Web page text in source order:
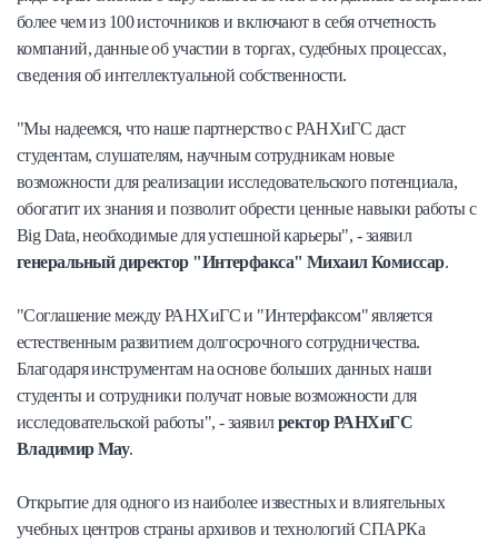
более чем из 100 источников и включают в себя отчетность
компаний, данные об участии в торгах, судебных процессах,
сведения об интеллектуальной собственности.
"Мы надеемся, что наше партнерство с РАНХиГС даст
студентам, слушателям, научным сотрудникам новые
возможности для реализации исследовательского потенциала,
обогатит их знания и позволит обрести ценные навыки работы с
Big Data, необходимые для успешной карьеры", - заявил
генеральный директор "Интерфакса" Михаил Комиссар.
"Соглашение между РАНХиГС и "Интерфаксом" является
естественным развитием долгосрочного сотрудничества.
Благодаря инструментам на основе больших данных наши
студенты и сотрудники получат новые возможности для
исследовательской работы", - заявилректор РАНХиГС
Владимир Мау.
Открытие для одного из наиболее известных и влиятельных
учебных центров страны архивов и технологий СПАРКа